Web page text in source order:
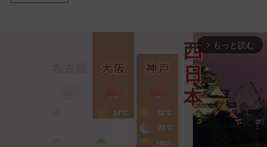
arrow_forward_ios もっと読む